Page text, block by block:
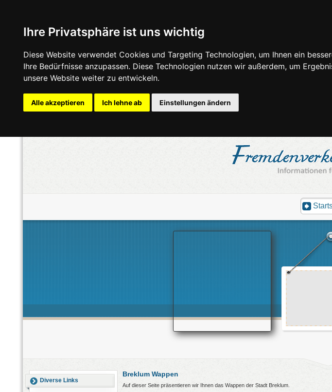
Ihre Privatsphäre ist uns wichtig
Diese Website verwendet Cookies und Targeting Technologien, um Ihnen ein
Ihre Bedürfnisse anzupassen. Diese Technologien nutzen wir außerdem, um
unsere Website weiter zu entwickeln.
Alle akzeptieren Ich lehne ab Einstellungen ändern
Diverse Links
Breklum Wappen
Auf dieser Seite präsentieren wir Ihnen das Wappen der Stadt Breklum.